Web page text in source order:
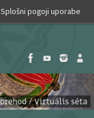
Splošni pogoji uporabe